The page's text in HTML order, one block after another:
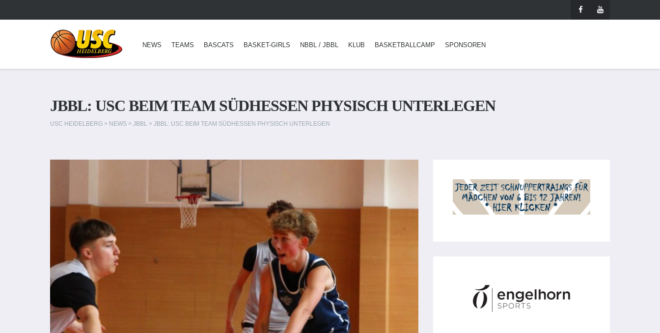
NEWS TEAMS BASCATS BASKET-GIRLS NBBL / JBBL KLUB BASKETBALLCAMP SPONSOREN
JBBL: USC BEIM TEAM SÜDHESSEN PHYSISCH UNTERLEGEN
USC HEIDELBERG > NEWS > JBBL > JBBL: USC BEIM TEAM SÜDHESSEN PHYSISCH UNTERLEGEN